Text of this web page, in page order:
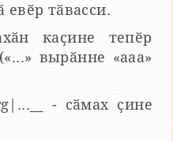
евӗр тӑвасси.
каҫине тепӗр
вырӑнне «ааа»
- сӑмах ҫине